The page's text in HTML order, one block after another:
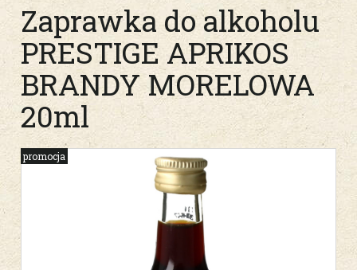
Zaprawka do alkoholu
PRESTIGE APRIKOS
BRANDY MORELOWA
20ml
promocja